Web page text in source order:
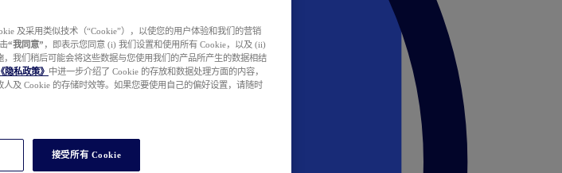
及采用类似技术（“Cookie”），以使您的用户体验和我们的营销
“我同意” ，即表示您同意 (i) 我们设置和使用所有 Cookie，以及 (ii)
我们稍后可能会将这些数据与您使用我们的产品所产生的数据相结
《隐私政策》 中进一步介绍了 Cookie 的存放和数据处理方面的内容，
及 Cookie 的存储时效等。如果您要使用自己的偏好设置，请随时
接受所有 Cookie